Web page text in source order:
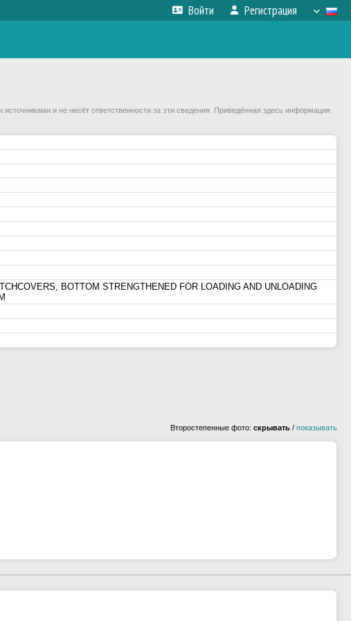
Войти Регистрация
и не несёт ответственности за эти сведения. Приведённая здесь информация
BOTTOM STRENGTHENED FOR LOADING AND UNLOADING
Второстепенные фото: скрывать / показывать